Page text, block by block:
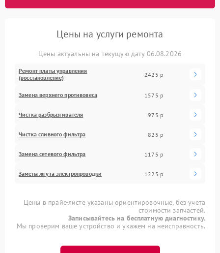
Цены на услуги ремонта
Цены актуальны на текущую дату 06.08.2026
Ремонт платы управления
(восстановление)
2425 р
Замена верхнего противовеса 1575 р
Чистка разбрызгивателя 975 р
Чистка сливного фильтра 825 р
Замена сетевого фильтра 1175 р
Замена жгута электропроводки 1225 р
Цены в прайс-листе указаны ориентировочные, без учета
стоимости запчастей.
Записывайтесь на бесплатную диагностику.
Мы проверим ваше устройство и укажем на неисправность.